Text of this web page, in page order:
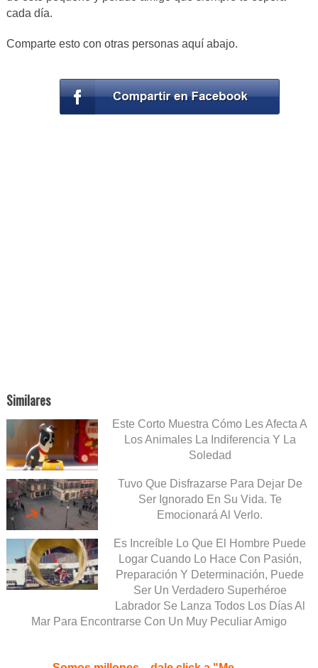
cada día.
Comparte esto con otras personas aquí abajo.
Similares
Este Corto Muestra Cómo Les Afecta A
Los Animales La Indiferencia Y La
Soledad
Tuvo Que Disfrazarse Para Dejar De
Ser Ignorado En Su Vida. Te
Emocionará Al Verlo.
Es Increíble Lo Que El Hombre Puede
Logar Cuando Lo Hace Con Pasión,
Preparación Y Determinación, Puede
Ser Un Verdadero Superhéroe
Labrador Se Lanza Todos Los Días Al
Mar Para Encontrarse Con Un Muy Peculiar Amigo